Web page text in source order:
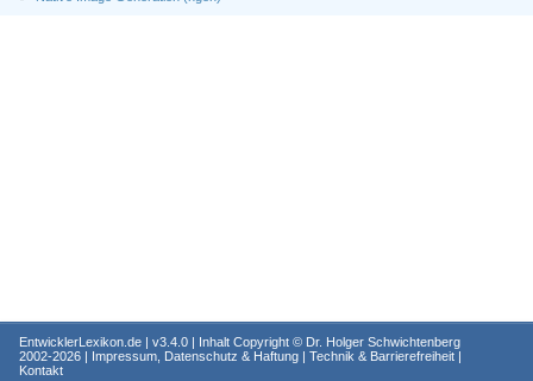
EntwicklerLexikon.de | v3.4.0 | Inhalt Copyright © Dr. Holger Schwichtenberg
2002-2026 | Impressum, Datenschutz & Haftung | Technik & Barrierefreiheit |
Kontakt